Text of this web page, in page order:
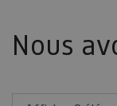
Nous